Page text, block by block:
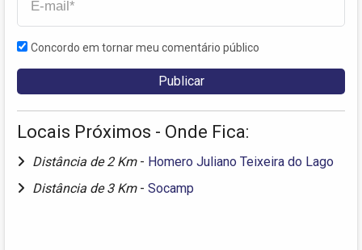
Concordo em tornar meu comentário público
Locais Próximos - Onde Fica:
Distância de 2 Km - Homero Juliano Teixeira do Lago
Distância de 3 Km - Socamp